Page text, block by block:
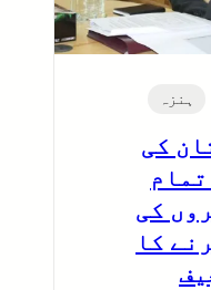
ہنزہ
کی
کی
کا